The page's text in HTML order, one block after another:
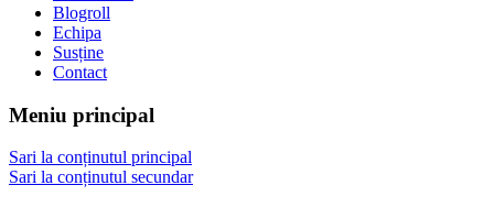
Blogroll
Echipa
Susține
Contact
Meniu principal
Sari la conținutul principal
Sari la conținutul secundar